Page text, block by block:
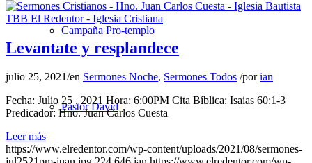
Campaña Pro-templo
Pastor David
Levantate y resplandece
julio 25, 2021/en Sermones Noche, Sermones Todos /porian
Fecha: Julio 25 , 2021 Hora: 6:00PM Cita Bíblica: Isaias 60:1-3
Predicador: Hno. Juan Carlos Cuesta
Leer más
https://www.elredentor.com/wp-content/uploads/2021/08/sermones-